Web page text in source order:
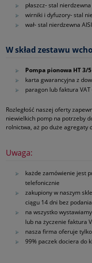
płaszcz‑ stal
wirniki i dyfuzory‑ stal
wał‑ stal nierdzewna
W skład zestawu
Pompa pionowa HT 3/5
karta gwarancyjna z
paragon lub faktura
Rozległość naszej oferty
niewielkich pomp na potrzeby
rolnictwa, aż po duże agregaty
Uwaga:
każde zamówienie jest
telefonicznie
zakupiony w naszym
ciągu 14 dni bez
na wszystko
lub na życzenie faktura
nasza firma oferuje
99% paczek dociera do